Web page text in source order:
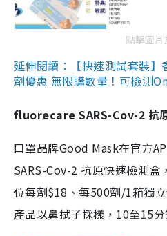
點擊圖片
延伸閱讀：【快速測試套裝
劑優惠 無限購數量！可檢測
fluorecare SARS-Cov-2 抗
口罩品牌Good Mask在官方
SARS-Cov-2 抗原快速檢測
位每劑$18、每500劑/1箱獨
產品以鼻拭子採樣，10至15分